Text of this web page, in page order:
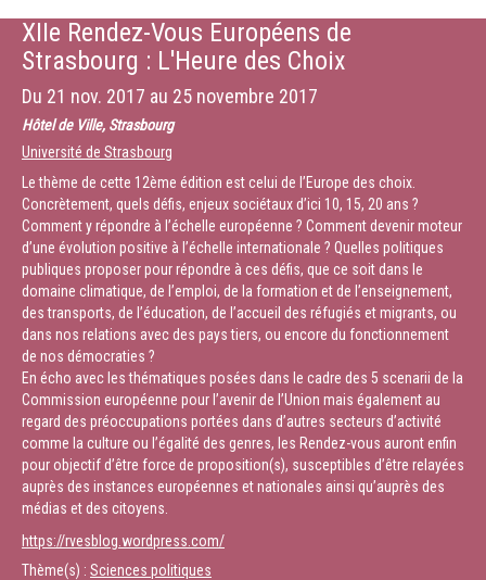
XIIe Rendez-Vous Européens de
Strasbourg : L'Heure des Choix
Du 21 nov. 2017 au 25 novembre 2017
Hôtel de Ville, Strasbourg
Université de Strasbourg
Le thème de cette 12ème édition est celui de l’Europe des choix.
Concrètement, quels défis, enjeux sociétaux d’ici 10, 15, 20 ans ?
Comment y répondre à l’échelle européenne ? Comment devenir moteur
d’une évolution positive à l’échelle internationale ? Quelles politiques
publiques proposer pour répondre à ces défis, que ce soit dans le
domaine climatique, de l’emploi, de la formation et de l’enseignement,
des transports, de l’éducation, de l’accueil des réfugiés et migrants, ou
dans nos relations avec des pays tiers, ou encore du fonctionnement
de nos démocraties ?
En écho avec les thématiques posées dans le cadre des 5 scenarii de la
Commission européenne pour l’avenir de l’Union mais également au
regard des préoccupations portées dans d’autres secteurs d’activité
comme la culture ou l’égalité des genres, les Rendez-vous auront enfin
pour objectif d’être force de proposition(s), susceptibles d’être relayées
auprès des instances européennes et nationales ainsi qu’auprès des
médias et des citoyens.
https://rvesblog.wordpress.com/
Thème(s) : Sciences politiques